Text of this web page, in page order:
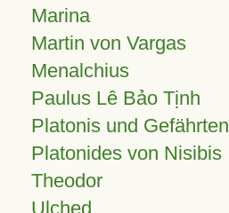
Marina
Martin von Vargas
Menalchius
Paulus Lê Bảo Tịnh
Platonis und Gefährten
Platonides von Nisibis
Theodor
Ulched